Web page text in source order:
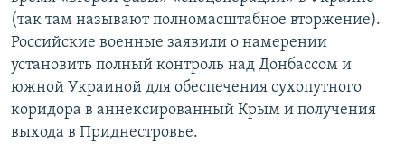
(так там называют полномасштабное вторжение).
Российские военные заявили о намерении
установить полный контроль над Донбассом и
южной Украиной для обеспечения сухопутного
коридора в аннексированный Крым и получения
выхода в Приднестровье.